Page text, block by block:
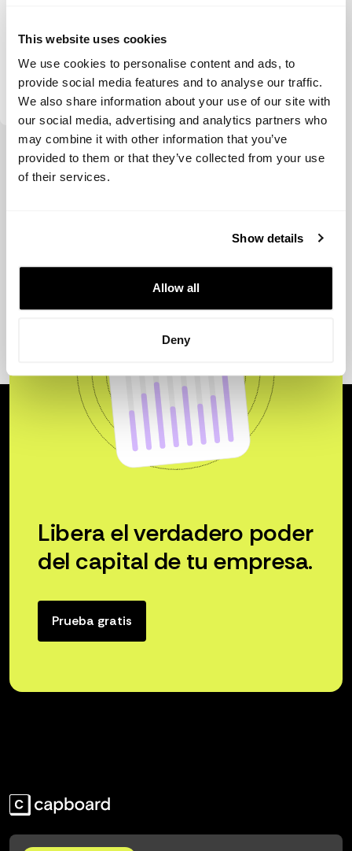
This website uses cookies
We use cookies to personalise content and ads, to
provide social media features and to analyse our traffic.
We also share information about your use of our site with
our social media, advertising and analytics partners who
may combine it with other information that you’ve
provided to them or that they’ve collected from your use
of their services.
Show details
Allow all
Deny
Visible Hands
Ver más
Libera el verdadero poder
del capital de tu empresa.
Prueba gratis